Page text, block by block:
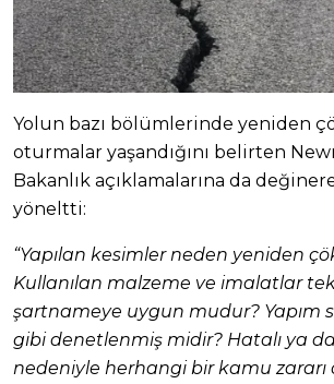
Yolun bazı bölümlerinde yeniden
oturmalar yaşandığını belirten
Bakanlık açıklamalarına da
yöneltti:
“Yapılan kesimler neden yeniden
Kullanılan malzeme ve imalatlar
şartnameye uygun mudur? Yapım
gibi denetlenmiş midir? Hatalı ya
nedeniyle herhangi bir kamu zararı